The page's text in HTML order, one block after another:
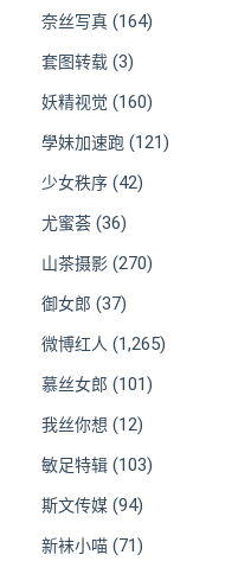
奈丝写真 (164)
套图转载 (3)
妖精视觉 (160)
學妹加速跑 (121)
少女秩序 (42)
尤蜜荟 (36)
山茶摄影 (270)
御女郎 (37)
微博红人 (1,265)
慕丝女郎 (101)
我丝你想 (12)
敏足特辑 (103)
斯文传媒 (94)
新袜小喵 (71)